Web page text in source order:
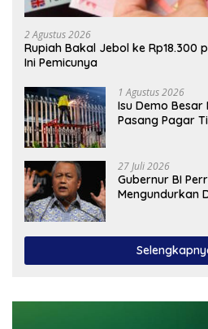
2 Agustus 2026
Rupiah Bakal Jebol ke Rp18.300
Ini Pemicunya
1 Agustus 2026
Isu Demo
Pasang Pagar
27 Juli 2026
Gubernur BI
Mengundurkan